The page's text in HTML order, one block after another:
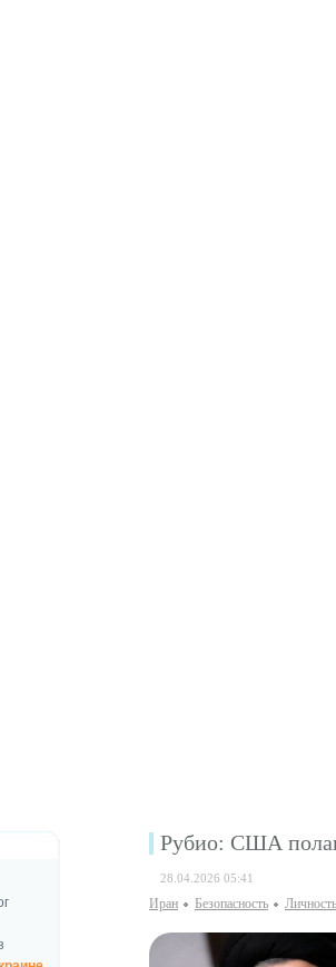
Рубио: США
28.04.2026 05:41
Иран Безопаcность Личность